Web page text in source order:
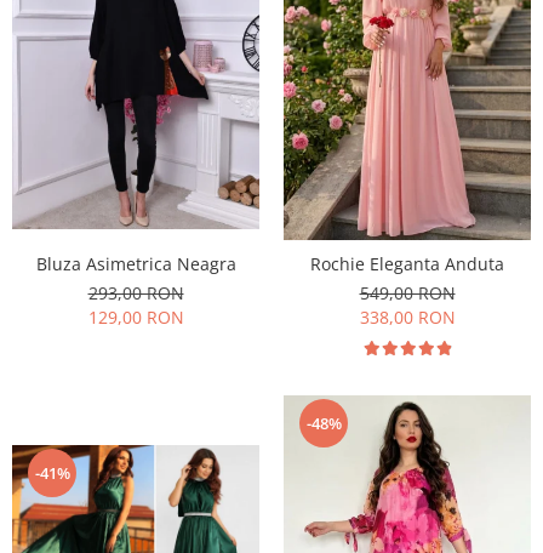
Bluza Asimetrica Neagra
293,00 RON
129,00 RON
Rochie Eleganta Anduta
549,00 RON
338,00 RON
-41%
-48%